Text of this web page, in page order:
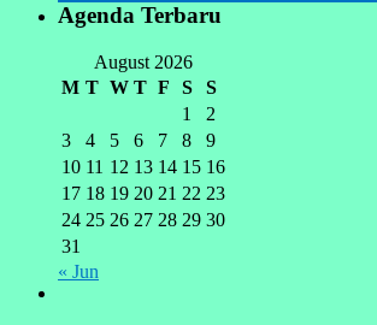
Agenda Terbaru
August 2026
M T W T F S
S
1
2
3
4 5 6 7 8
9
10 11 12 13 14 15 16
17 18 19 20 21 22 23
24 25 26 27 28 29 30
31
« Jun